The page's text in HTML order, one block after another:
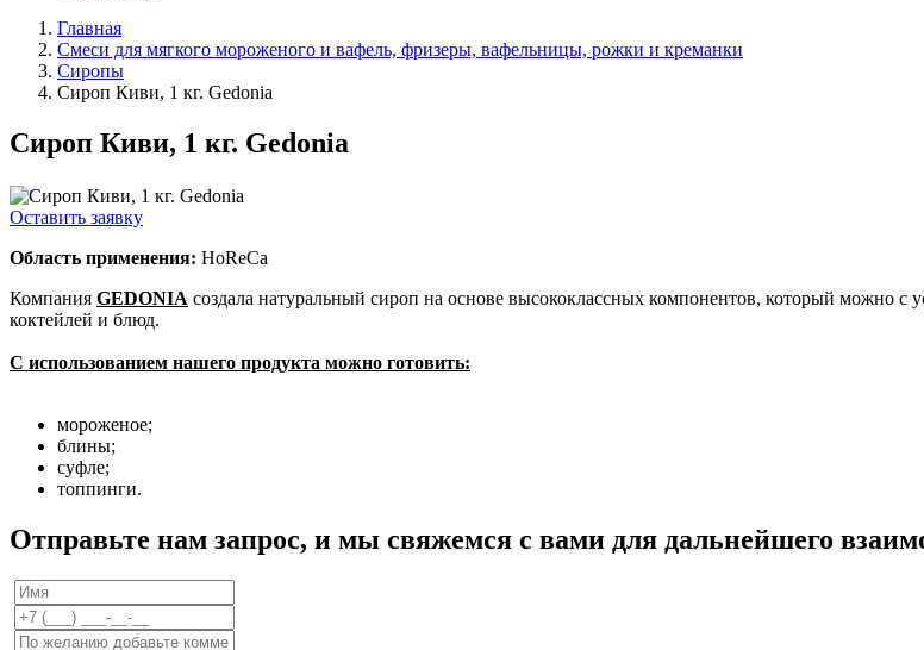
Главная
Смеси для мягкого мороженого и вафель, фризеры, вафельницы, рожки и креманки
Сиропы
Сироп Киви, 1 кг. Gedonia
Сироп Киви, 1 кг. Gedonia
Оставить заявку
Область применения: HoReCa
Компания GEDONIA создала натуральный сироп на основе высококлассных компонентов, который можно с
коктейлей и блюд.
С использованием нашего продукта можно готовить:
мороженое;
блины;
суфле;
топпинги.
Отправьте нам запрос, и мы свяжемся с вами для дальнейшего